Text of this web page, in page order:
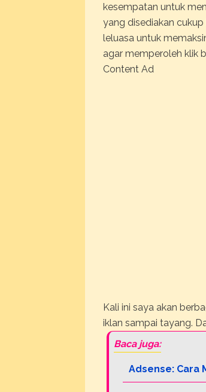
kesempatan untuk
yang disediakan
leluasa untuk
agar memperoleh klik
Content Ad
Kali ini saya akan
iklan sampai tayang.
Adsense: Cara